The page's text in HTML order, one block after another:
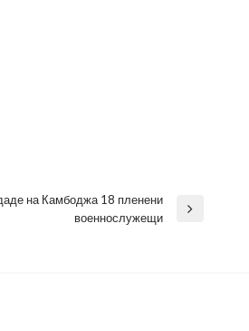
на Камбоджа 18 пленени
военнослужещи